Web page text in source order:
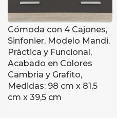
Cómoda con 4 Cajones,
Sinfonier, Modelo Mandi,
Práctica y Funcional,
Acabado en Colores
Cambria y Grafito,
Medidas: 98 cm x 81,5
cm x 39,5 cm